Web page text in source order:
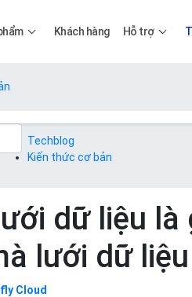
Apps
Khách hàng Hỗ trợ
Techblog
Kiến thức cơ bản
dữ liệu là
lưới dữ
Cloud